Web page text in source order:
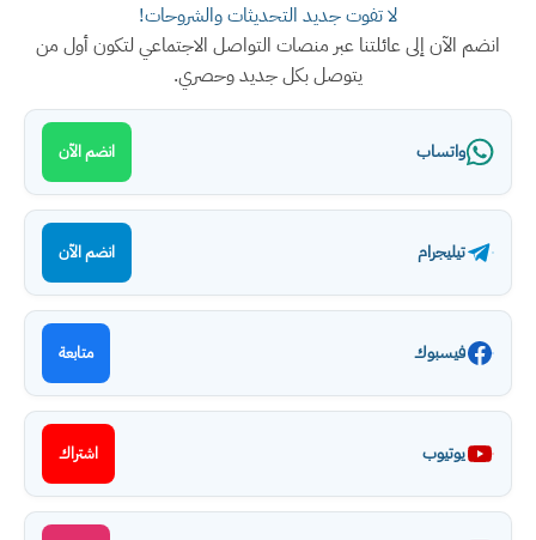
لا تفوت جديد التحديثات والشروحات!
انضم الآن إلى عائلتنا عبر منصات التواصل الاجتماعي لتكون أول من
يتوصل بكل جديد وحصري.
واتساب انضم الآن
تيليجرام انضم الآن
فيسبوك متابعة
يوتيوب اشتراك